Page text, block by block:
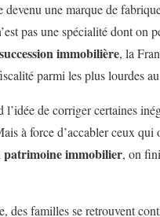
devenu une marque de
pas une spécialité dont on
succession immobilière, la
parmi les plus lourdes
de corriger certaines
à force d’accabler ceux qui
patrimoine immobilier, on
des familles se retrouvent